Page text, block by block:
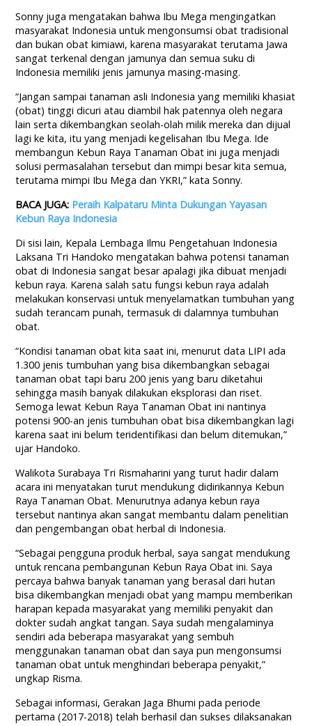
Sonny juga mengatakan bahwa Ibu Mega mengingatkan
masyarakat Indonesia untuk mengonsumsi obat tradisional
dan bukan obat kimiawi, karena masyarakat terutama Jawa
sangat terkenal dengan jamunya dan semua suku di
Indonesia memiliki jenis jamunya masing-masing.
“Jangan sampai tanaman asli Indonesia yang memiliki khasiat
(obat) tinggi dicuri atau diambil hak patennya oleh negara
lain serta dikembangkan seolah-olah milik mereka dan dijual
lagi ke kita, itu yang menjadi kegelisahan Ibu Mega. Ide
membangun Kebun Raya Tanaman Obat ini juga menjadi
solusi permasalahan tersebut dan mimpi besar kita semua,
terutama mimpi Ibu Mega dan YKRI,” kata Sonny.
BACA JUGA: Peraih Kalpataru Minta Dukungan Yayasan
Kebun Raya Indonesia
Di sisi lain, Kepala Lembaga Ilmu Pengetahuan Indonesia
Laksana Tri Handoko mengatakan bahwa potensi tanaman
obat di Indonesia sangat besar apalagi jika dibuat menjadi
kebun raya. Karena salah satu fungsi kebun raya adalah
melakukan konservasi untuk menyelamatkan tumbuhan yang
sudah terancam punah, termasuk di dalamnya tumbuhan
obat.
“Kondisi tanaman obat kita saat ini, menurut data LIPI ada
1.300 jenis tumbuhan yang bisa dikembangkan sebagai
tanaman obat tapi baru 200 jenis yang baru diketahui
sehingga masih banyak dilakukan eksplorasi dan riset.
Semoga lewat Kebun Raya Tanaman Obat ini nantinya
potensi 900-an jenis tumbuhan obat bisa dikembangkan lagi
karena saat ini belum teridentifikasi dan belum ditemukan,”
ujar Handoko.
Walikota Surabaya Tri Rismaharini yang turut hadir dalam
acara ini menyatakan turut mendukung didirikannya Kebun
Raya Tanaman Obat. Menurutnya adanya kebun raya
tersebut nantinya akan sangat membantu dalam penelitian
dan pengembangan obat herbal di Indonesia.
“Sebagai pengguna produk herbal, saya sangat mendukung
untuk rencana pembangunan Kebun Raya Obat ini. Saya
percaya bahwa banyak tanaman yang berasal dari hutan
bisa dikembangkan menjadi obat yang mampu memberikan
harapan kepada masyarakat yang memiliki penyakit dan
dokter sudah angkat tangan. Saya sudah mengalaminya
sendiri ada beberapa masyarakat yang sembuh
menggunakan tanaman obat dan saya pun mengonsumsi
tanaman obat untuk menghindari beberapa penyakit,”
ungkap Risma.
Sebagai informasi, Gerakan Jaga Bhumi pada periode
pertama (2017-2018) telah berhasil dan sukses dilaksanakan